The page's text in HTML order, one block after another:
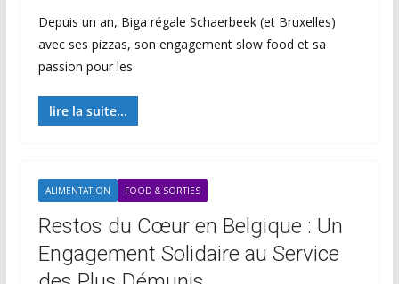
Depuis un an, Biga régale Schaerbeek (et Bruxelles)
avec ses pizzas, son engagement slow food et sa
passion pour les
lire la suite...
ALIMENTATION FOOD & SORTIES
Restos du Cœur en Belgique : Un
Engagement Solidaire au Service